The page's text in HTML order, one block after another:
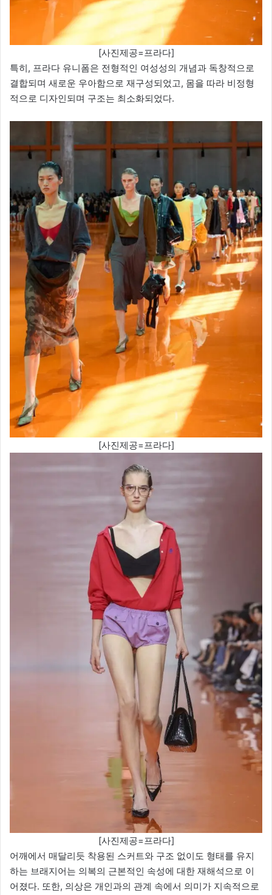
[사진제공=프라다]
특히, 프라다 유니폼은 전형적인 여성성의 개념과 독창적으로
결합되며 새로운 우아함으로 재구성되었고, 몸을 따라 비정형
적으로 디자인되며 구조는 최소화되었다.
[사진제공=프라다]
[사진제공=프라다]
어깨에서 매달리듯 착용된 스커트와 구조 없이도 형태를 유지
하는 브래지어는 의복의 근본적인 속성에 대한 재해석으로 이
어졌다. 또한, 의상은 개인과의 관계 속에서 의미가 지속적으로